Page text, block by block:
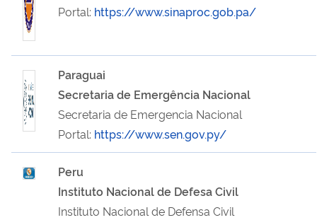
Portal: https://www.sinaproc.gob.pa/
Paraguai
Secretaria de Emergência Nacional
Secretaria de Emergencia Nacional
Portal: https://www.sen.gov.py/
Peru
Instituto Nacional de Defesa Civil
Instituto Nacional de Defensa Civil